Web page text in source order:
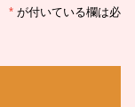
* が付いている欄は必